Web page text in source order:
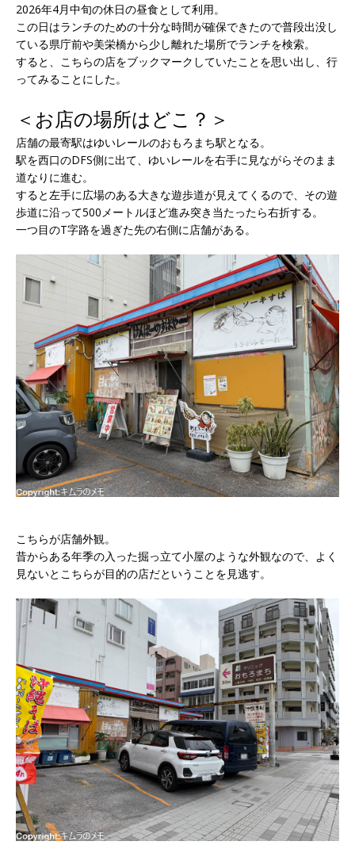
2026年4月中旬の休日の昼食として利用。
この日はランチのための十分な時間が確保できたので普段出没し
ている県庁前や美栄橋から少し離れた場所でランチを検索。
すると、こちらの店をブックマークしていたことを思い出し、行
ってみることにした。
＜お店の場所はどこ？＞
店舗の最寄駅はゆいレールのおもろまち駅となる。
駅を西口のDFS側に出て、ゆいレールを右手に見ながらそのまま
道なりに進む。
すると左手に広場のある大きな遊歩道が見えてくるので、その遊
歩道に沿って500メートルほど進み突き当たったら右折する。
一つ目のT字路を過ぎた先の右側に店舗がある。
こちらが店舗外観。
昔からある年季の入った掘っ立て小屋のような外観なので、よく
見ないとこちらが目的の店だということを見逃す。